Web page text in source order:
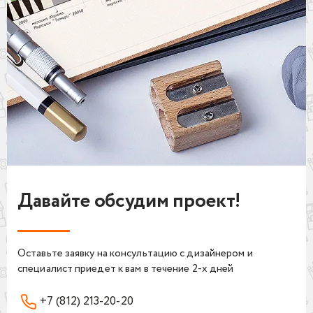
Давайте обсудим проект!
Оставьте заявку на консультацию с дизайнером и
специалист приедет к вам в течение 2-х дней
+7 (812) 213-20-20